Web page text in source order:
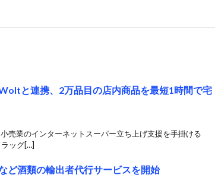
と連携、2万品目の店内商品を最短1時間で宅
売業のインターネットスーパー立ち上げ支援を手掛ける
ッグ[…]
ど酒類の輸出者代行サービスを開始